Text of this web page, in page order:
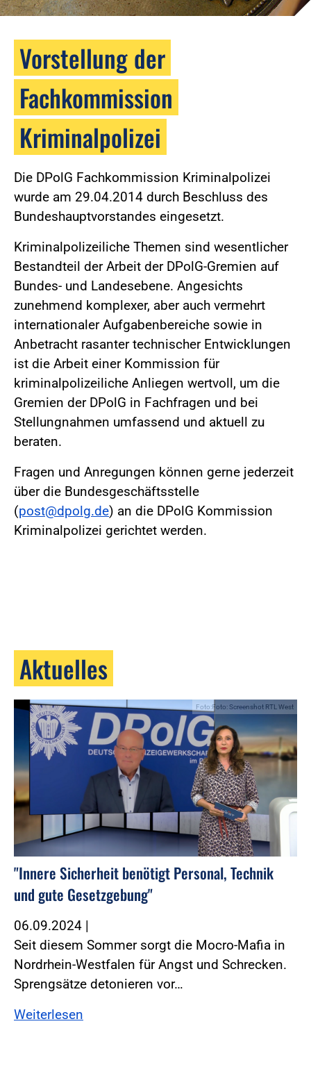
Vorstellung der
Fachkommission
Kriminalpolizei
Die DPolG Fachkommission Kriminalpolizei
wurde am 29.04.2014 durch Beschluss des
Bundeshauptvorstandes eingesetzt.
Kriminalpolizeiliche Themen sind wesentlicher
Bestandteil der Arbeit der DPolG-Gremien auf
Bundes- und Landesebene. Angesichts
zunehmend komplexer, aber auch vermehrt
internationaler Aufgabenbereiche sowie in
Anbetracht rasanter technischer Entwicklungen
ist die Arbeit einer Kommission für
kriminalpolizeiliche Anliegen wertvoll, um die
Gremien der DPolG in Fachfragen und bei
Stellungnahmen umfassend und aktuell zu
beraten.
Fragen und Anregungen können gerne jederzeit
über die Bundesgeschäftsstelle
(post@dpolg.de) an die DPolG Kommission
Kriminalpolizei gerichtet werden.
Aktuelles
Foto:Foto: Screenshot RTL West
"Innere Sicherheit benötigt Personal, Technik
und gute Gesetzgebung"
06.09.2024 |
Seit diesem Sommer sorgt die Mocro-Mafia in
Nordrhein-Westfalen für Angst und Schrecken.
Sprengsätze detonieren vor…
Weiterlesen